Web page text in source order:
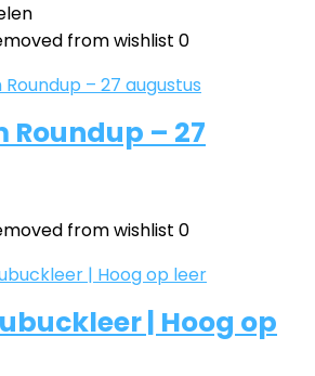
from wishlist 0
Roundup – 27
from wishlist 0
| Hoog op